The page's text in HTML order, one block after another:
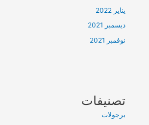
يناير 2022
ديسمبر 2021
نوفمبر 2021
تصنيفات
برجولات